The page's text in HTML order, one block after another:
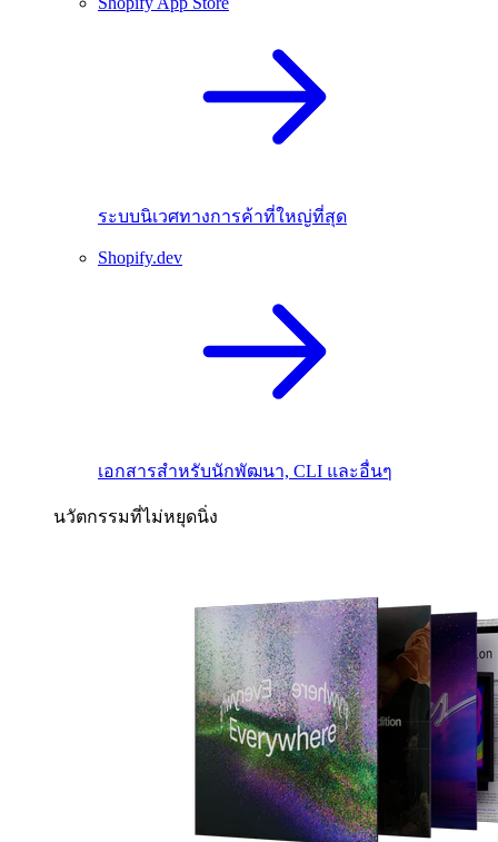
ระบบนิเวศทางการค้าที่ใหญ่ที่สุด
Shopify.dev
เอกสารสำหรับนักพัฒนา, CLI และอื่นๆ
นวัตกรรมที่ไม่หยุดนิ่ง